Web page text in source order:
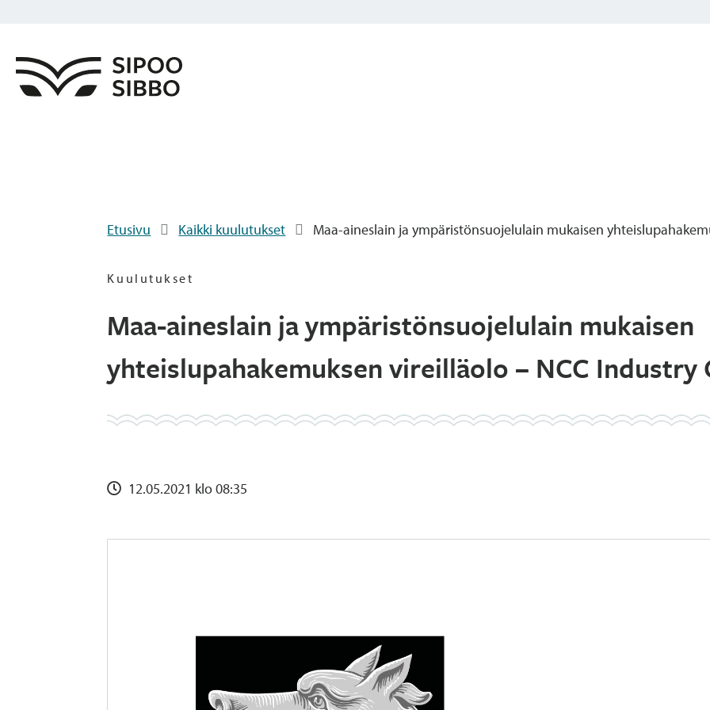
Etusivu Kaikki kuulutukset Maa-aineslain ja ympäristönsuojelulain mukaisen
Kuulutukset
Maa-aineslain ja ympäristönsuojelulain mukaisen
yhteislupahakemuksen vireilläolo – NCC Industry
12.05.2021 klo 08:35